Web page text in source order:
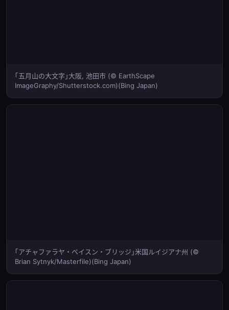
｢五月山の大文字｣大阪, 池田市 (© EarthScape
ImageGraphy/Shutterstock.com)(Bing Japan)
｢アチャファラヤ・ベイスン・ブリッジ｣米国ルイジアナ州 (©
Brian Sytnyk/Masterfile)(Bing Japan)